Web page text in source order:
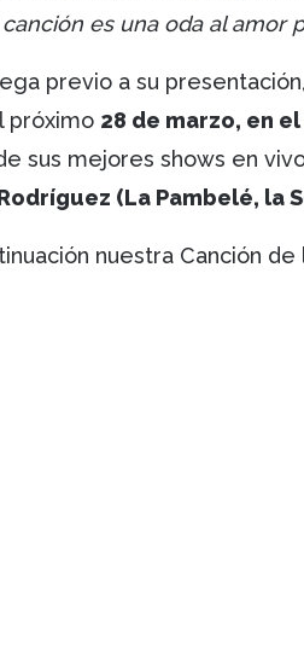
es una oda al amor
previo a su
próximo 28 de marzo, en
sus mejores shows en
(La Pambelé, la
nuestra Canción de